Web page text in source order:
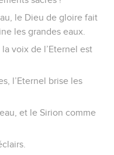
le Dieu de gloire fait
les grandes eaux.
voix de l’Eternel est
l’Eternel brise les
et le Sirion comme